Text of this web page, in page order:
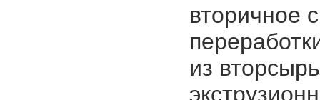
вторичное
из